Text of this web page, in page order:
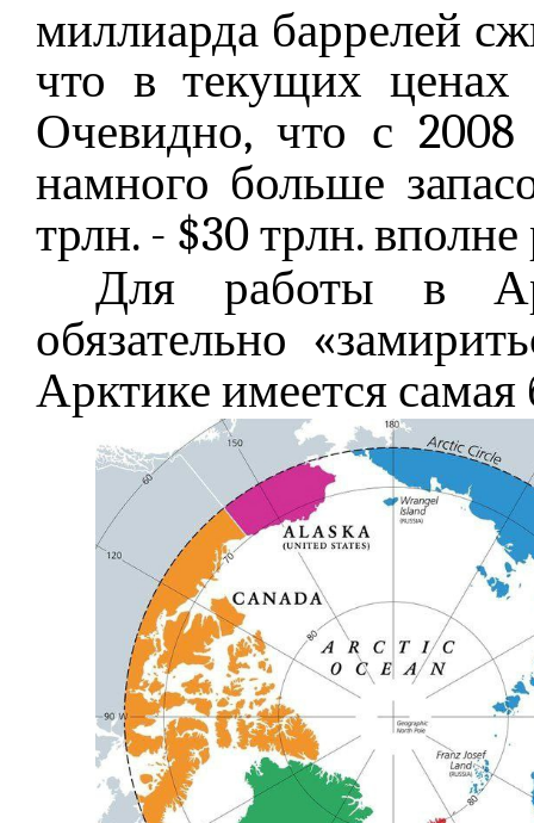
миллиарда баррелей
что в текущих ценах
Очевидно, что с
намного больше
трлн. - $30 трлн.
Для работы в
обязательно
Арктике имеется